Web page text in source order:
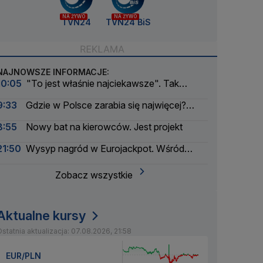
NA ŻYWO
TVN24
NA ŻYWO
TVN24 BiS
INFORMACJE:
"To jest właśnie najciekawsze". Tak
Gdzie w Polsce zarabia się najwięcej?
Nowy bat na kierowców. Jest projekt
Wysyp nagród w Eurojackpot. Wśród
Zobacz wszystkie
kursy
aktualizacja: 07.08.2026, 21:58
EUR/PLN